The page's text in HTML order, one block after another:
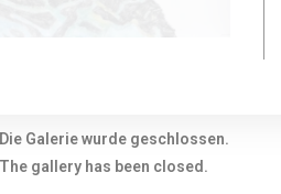
Die Galerie wurde geschlossen.
The gallery has been closed.